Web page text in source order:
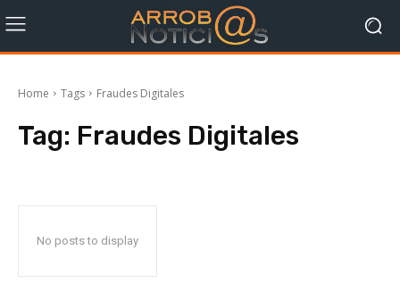
Home Tags Fraudes Digitales
Tag: Fraudes Digitales
No posts to display